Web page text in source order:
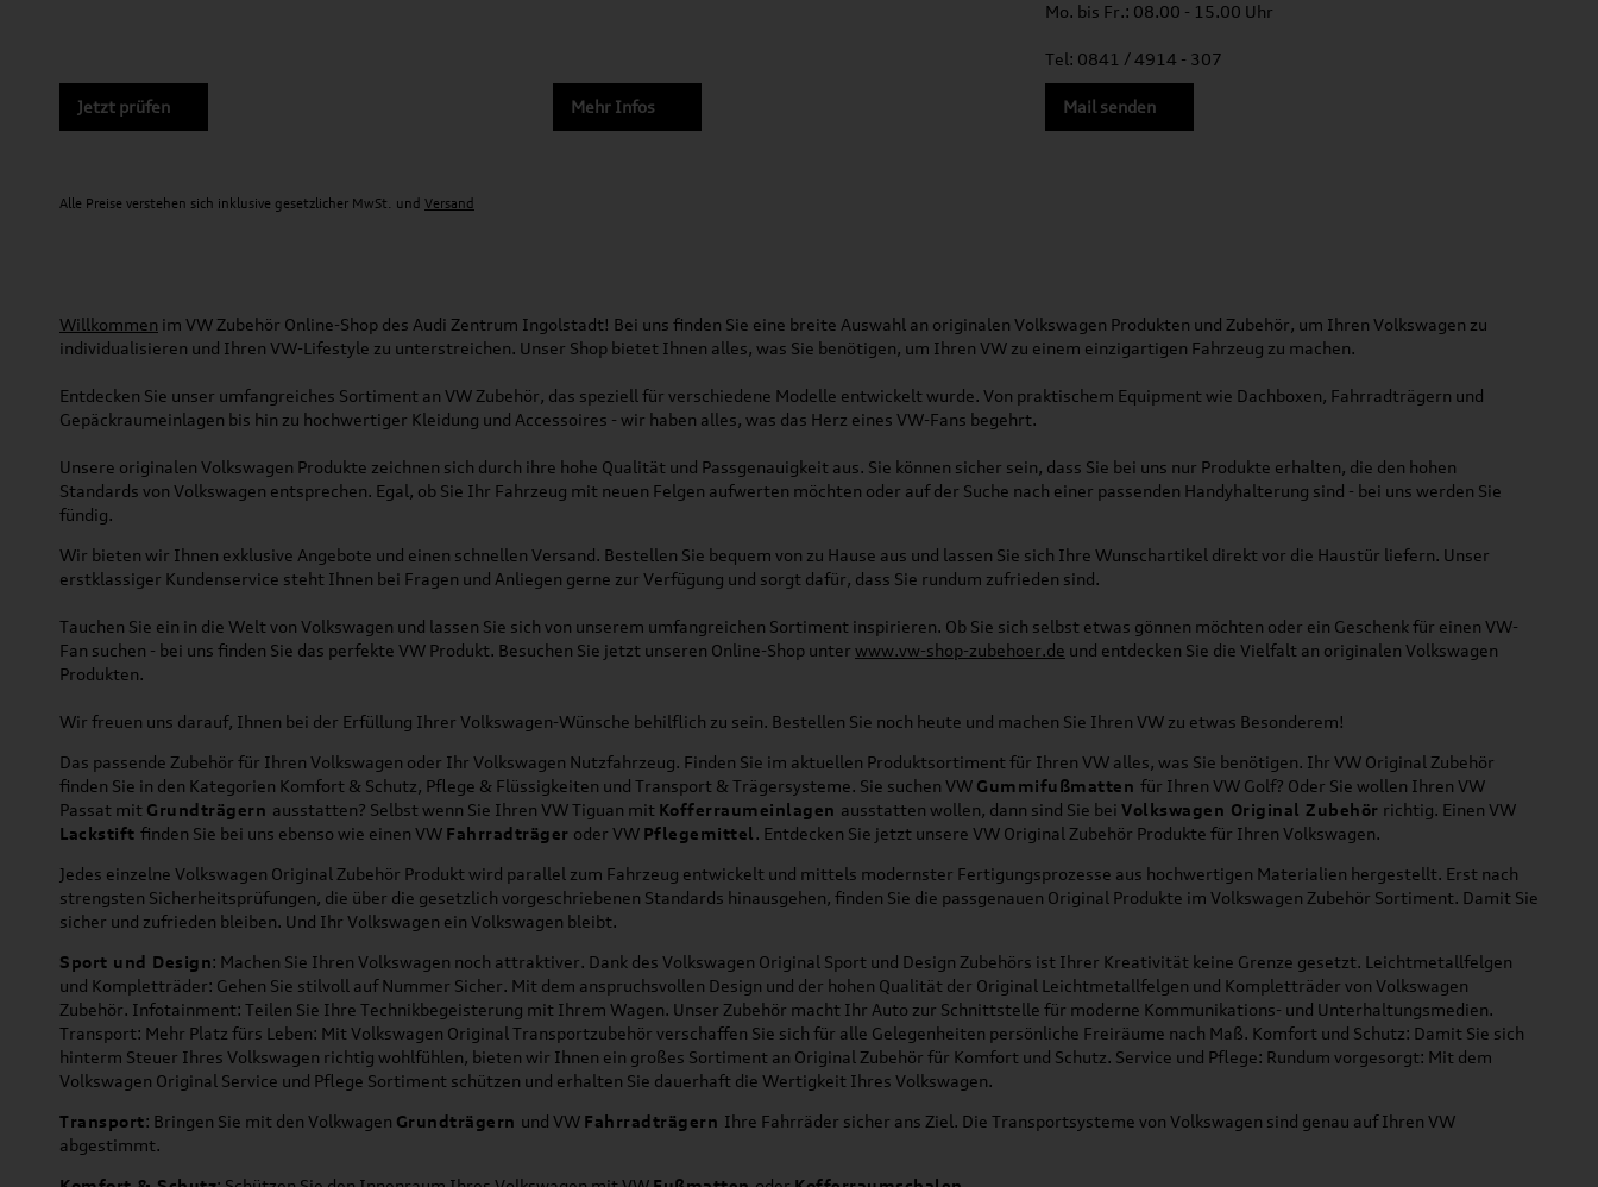
Jetzt prüfen Mehr Infos
Mo. bis Fr.: 08.00 - 15.00 Uhr
Tel: 0841 / 4914 - 307
Mail senden
Alle Preise verstehen sich inklusive gesetzlicher MwSt. und Versand
Willkommen im VW Zubehör Online-Shop des Audi Zentrum Ingolstadt! Bei uns finden Sie eine breite Auswahl an originalen Volkswagen Produkten und Zubehör, um Ihren Volkswagen zu
individualisieren und Ihren VW-Lifestyle zu unterstreichen. Unser Shop bietet Ihnen alles, was Sie benötigen, um Ihren VW zu einem einzigartigen Fahrzeug zu machen.
Entdecken Sie unser umfangreiches Sortiment an VW Zubehör, das speziell für verschiedene Modelle entwickelt wurde. Von praktischem Equipment wie Dachboxen, Fahrradträgern und
Gepäckraumeinlagen bis hin zu hochwertiger Kleidung und Accessoires - wir haben alles, was das Herz eines VW-Fans begehrt.
Unsere originalen Volkswagen Produkte zeichnen sich durch ihre hohe Qualität und Passgenauigkeit aus. Sie können sicher sein, dass Sie bei uns nur Produkte erhalten, die den hohen
Standards von Volkswagen entsprechen. Egal, ob Sie Ihr Fahrzeug mit neuen Felgen aufwerten möchten oder auf der Suche nach einer passenden Handyhalterung sind - bei uns werden Sie
fündig.
Wir bieten wir Ihnen exklusive Angebote und einen schnellen Versand. Bestellen Sie bequem von zu Hause aus und lassen Sie sich Ihre Wunschartikel direkt vor die Haustür liefern. Unser
erstklassiger Kundenservice steht Ihnen bei Fragen und Anliegen gerne zur Verfügung und sorgt dafür, dass Sie rundum zufrieden sind.
Tauchen Sie ein in die Welt von Volkswagen und lassen Sie sich von unserem umfangreichen Sortiment inspirieren. Ob Sie sich selbst etwas gönnen möchten oder ein Geschenk für einen VW-
Fan suchen - bei uns finden Sie das perfekte VW Produkt. Besuchen Sie jetzt unseren Online-Shop unter www.vw-shop-zubehoer.de und entdecken Sie die Vielfalt an originalen Volkswagen
Produkten.
Wir freuen uns darauf, Ihnen bei der Erfüllung Ihrer Volkswagen-Wünsche behilflich zu sein. Bestellen Sie noch heute und machen Sie Ihren VW zu etwas Besonderem!
Das passende Zubehör für Ihren Volkswagen oder Ihr Volkswagen Nutzfahrzeug. Finden Sie im aktuellen Produktsortiment für Ihren VW alles, was Sie benötigen. Ihr VW Original Zubehör
finden Sie in den Kategorien Komfort & Schutz, Pflege & Flüssigkeiten und Transport & Trägersysteme. Sie suchen VW Gummifußmatten für Ihren VW Golf? Oder Sie wollen Ihren VW
Passat mit Grundträgern ausstatten? Selbst wenn Sie Ihren VW Tiguan mit Kofferraumeinlagen ausstatten wollen, dann sind Sie bei Volkswagen Original Zubehör richtig. Einen VW
Lackstift finden Sie bei uns ebenso wie einen VW Fahrradträger oder VW Pflegemittel. Entdecken Sie jetzt unsere VW Original Zubehör Produkte für Ihren Volkswagen.
Jedes einzelne Volkswagen Original Zubehör Produkt wird parallel zum Fahrzeug entwickelt und mittels modernster Fertigungsprozesse aus hochwertigen Materialien hergestellt. Erst nach
strengsten Sicherheitsprüfungen, die über die gesetzlich vorgeschriebenen Standards hinausgehen, finden Sie die passgenauen Original Produkte im Volkswagen Zubehör Sortiment. Damit Sie
sicher und zufrieden bleiben. Und Ihr Volkswagen ein Volkswagen bleibt.
Sport und Design: Machen Sie Ihren Volkswagen noch attraktiver. Dank des Volkswagen Original Sport und Design Zubehörs ist Ihrer Kreativität keine Grenze gesetzt. Leichtmetallfelgen
und Kompletträder: Gehen Sie stilvoll auf Nummer Sicher. Mit dem anspruchsvollen Design und der hohen Qualität der Original Leichtmetallfelgen und Kompletträder von Volkswagen
Zubehör. Infotainment: Teilen Sie Ihre Technikbegeisterung mit Ihrem Wagen. Unser Zubehör macht Ihr Auto zur Schnittstelle für moderne Kommunikations- und Unterhaltungsmedien.
Transport: Mehr Platz fürs Leben: Mit Volkswagen Original Transportzubehör verschaffen Sie sich für alle Gelegenheiten persönliche Freiräume nach Maß. Komfort und Schutz: Damit Sie sich
hinterm Steuer Ihres Volkswagen richtig wohlfühlen, bieten wir Ihnen ein großes Sortiment an Original Zubehör für Komfort und Schutz. Service und Pflege: Rundum vorgesorgt: Mit dem
Volkswagen Original Service und Pflege Sortiment schützen und erhalten Sie dauerhaft die Wertigkeit Ihres Volkswagen.
Transport: Bringen Sie mit den Volkwagen Grundträgern und VW Fahrradträgern Ihre Fahrräder sicher ans Ziel. Die Transportsysteme von Volkswagen sind genau auf Ihren VW
abgestimmt.